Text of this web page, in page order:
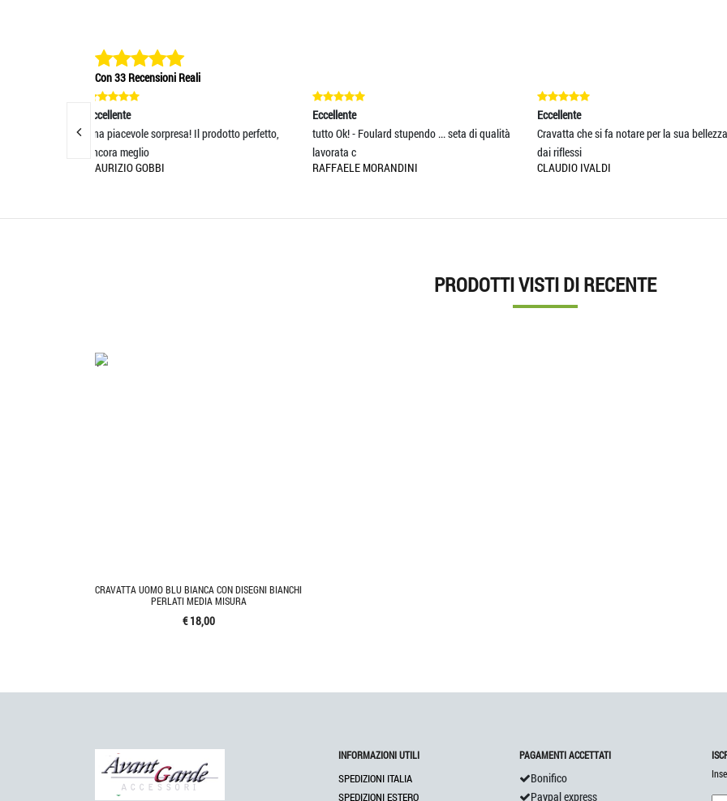
Con 33 Recensioni Reali
Il prodotto perfetto,
tutto Ok! - Foulard stupendo ... seta di qualità
lavorata c
RAFFAELE MORANDINI
Eccellente
Cravatta che si fa notare per la sua bellezza,
CLAUDIO IVALDI
Prodotto perfettamente
UMBERTO PORFIDO
PRODOTTI VISTI DI RECENTE
'.'
CRAVATTA UOMO BLU BIANCA CON DISEGNI BIANCHI
PERLATI MEDIA MISURA
€ 18,00
INFORMAZIONI UTILI
SPEDIZIONI ITALIA
SPEDIZIONI ESTERO
PAGAMENTI ACCETTATI
Bonifico
Paypal express